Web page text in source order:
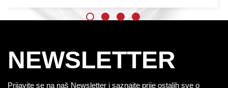
NEWSLETTER
Prijavite se na naš Newsletter i saznajte prije ostalih sve o